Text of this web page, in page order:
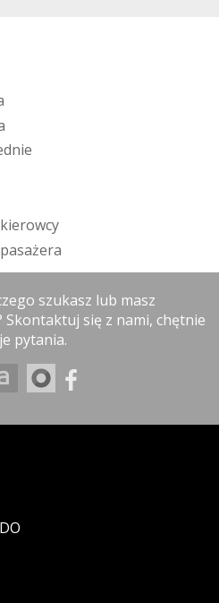
dnie
kierowcy
pasażera
szukasz lub masz
się z nami, chętnie
pytania.